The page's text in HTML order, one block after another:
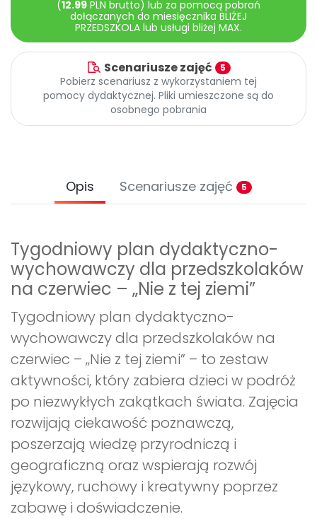
Pomoc
Promocje
(12.99 PLN brutto) lub za pomocą pobrań
dołączanych do miesięcznika BLIŻEJ
PRZEDSZKOLA lub usługi bliżej MAX.
Scenariusze zajęć 5
Pobierz scenariusz z wykorzystaniem tej
pomocy dydaktycznej. Pliki umieszczone są do
osobnego pobrania
Opis Scenariusze zajęć 5
Tygodniowy plan dydaktyczno-
wychowawczy dla przedszkolaków
na czerwiec – „Nie z tej ziemi”
Tygodniowy plan dydaktyczno-
wychowawczy dla przedszkolaków na
czerwiec – „Nie z tej ziemi” – to zestaw
aktywności, który zabiera dzieci w podróż
po niezwykłych zakątkach świata. Zajęcia
rozwijają ciekawość poznawczą,
poszerzają wiedzę przyrodniczą i
geograficzną oraz wspierają rozwój
językowy, ruchowy i kreatywny poprzez
zabawę i doświadczenie.